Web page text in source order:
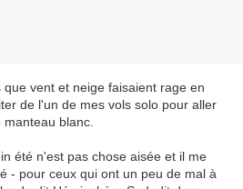
vent et neige faisaient rage en
de l'un de mes vols solo pour aller
blanc.
été n'est pas chose aisée et il me
- pour ceux qui ont un peu de mal à